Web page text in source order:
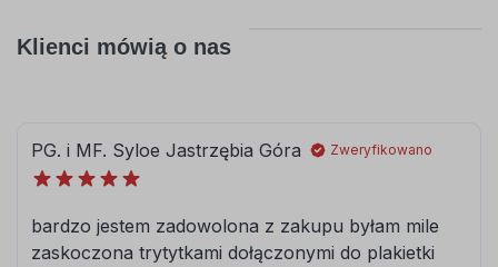
Klienci mówią o nas